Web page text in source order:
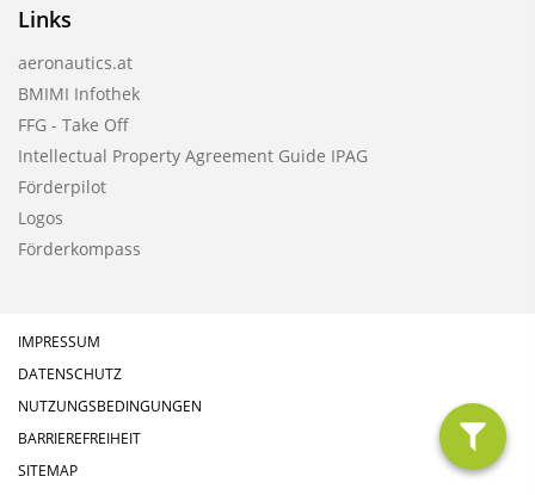
filter
Links
aeronautics.at
BMIMI Infothek
FFG - Take Off
Intellectual Property Agreement Guide IPAG
Förderpilot
Logos
Förderkompass
IMPRESSUM
DATENSCHUTZ
NUTZUNGSBEDINGUNGEN
BARRIEREFREIHEIT
SITEMAP